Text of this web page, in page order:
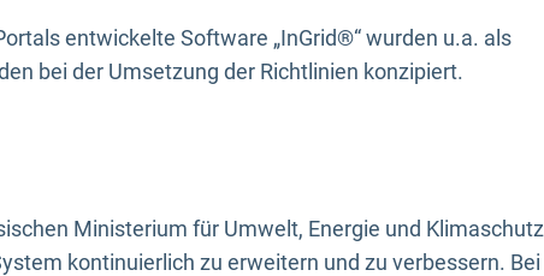
entwickelte Software „InGrid®“ wurden u.a. als
bei der Umsetzung der Richtlinien konzipiert.
Ministerium für Umwelt, Energie und Klimaschutz
kontinuierlich zu erweitern und zu verbessern. Bei